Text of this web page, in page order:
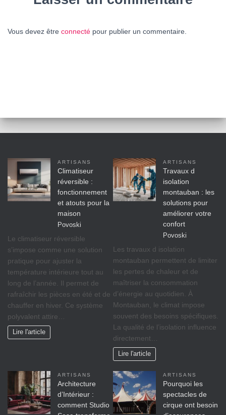
Vous devez être connecté pour publier un commentaire.
ARTISANS
Climatiseur
réversible :
fonctionnement
et atouts pour la
maison
Povoski
Le climatiseur réversible
s’impose comme une solution
pratique pour ajuster la
température intérieure tout au
long de l’année. Il permet de
rafraîchir les pièces en été et de
chauffer en hiver. Ce système
polyvalent attire…
Lire l'article
ARTISANS
Travaux d
isolation
montauban : les
solutions pour
améliorer votre
confort
Povoski
Les travaux d isolation
montauban permettent de limiter
les pertes de chaleur et de
maîtriser la consommation
d’énergie au quotidien. À
Montauban, le climat impose
souvent des besoins spécifiques.
La qualité de l’isolation influence
directement…
Lire l'article
ARTISANS
Architecture
d’Intérieur :
comment Studio
ARTISANS
Pourquoi les
spectacles de
cirque ont besoin